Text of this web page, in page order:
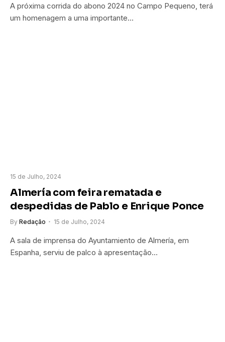
A próxima corrida do abono 2024 no Campo Pequeno, terá
um homenagem a uma importante…
15 de Julho, 2024
Almería com feira rematada e
despedidas de Pablo e Enrique Ponce
By Redação 15 de Julho, 2024
A sala de imprensa do Ayuntamiento de Almería, em
Espanha, serviu de palco à apresentação…